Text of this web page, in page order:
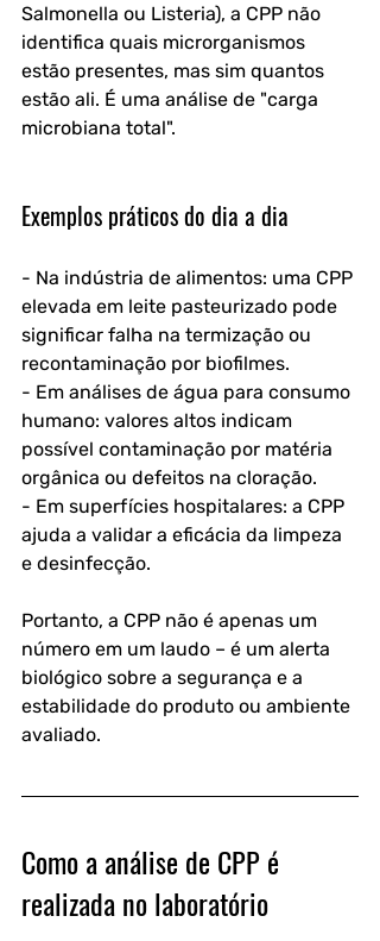
Salmonella ou Listeria), a CPP não
identifica quais microrganismos
estão presentes, mas sim quantos
estão ali. É uma análise de "carga
microbiana total".
Exemplos práticos do dia a dia
- Na indústria de alimentos: uma CPP
elevada em leite pasteurizado pode
significar falha na termização ou
recontaminação por biofilmes.
- Em análises de água para consumo
humano: valores altos indicam
possível contaminação por matéria
orgânica ou defeitos na cloração.
- Em superfícies hospitalares: a CPP
ajuda a validar a eficácia da limpeza
e desinfecção.
Portanto, a CPP não é apenas um
número em um laudo – é um alerta
biológico sobre a segurança e a
estabilidade do produto ou ambiente
avaliado.
Como a análise de CPP é
realizada no laboratório